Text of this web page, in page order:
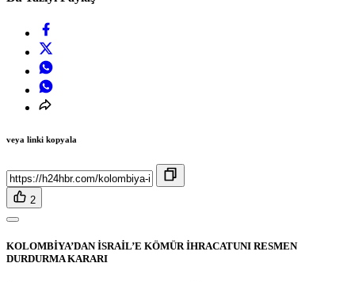
veya linki kopyala
2
KOLOMBİYA’DAN İSRAİL’E KÖMÜR İHRACATUNI RESMEN
DURDURMA KARARI